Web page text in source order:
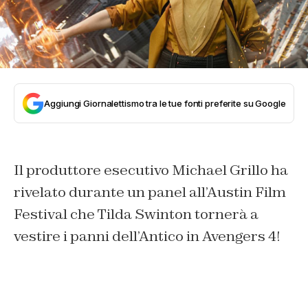
Aggiungi Giornalettismo tra le tue fonti preferite su Google
Il produttore esecutivo Michael Grillo ha
rivelato durante un panel all’Austin Film
Festival che Tilda Swinton tornerà a
vestire i panni dell’Antico in Avengers 4!